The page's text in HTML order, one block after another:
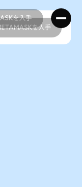
を入手
を入手
を入手